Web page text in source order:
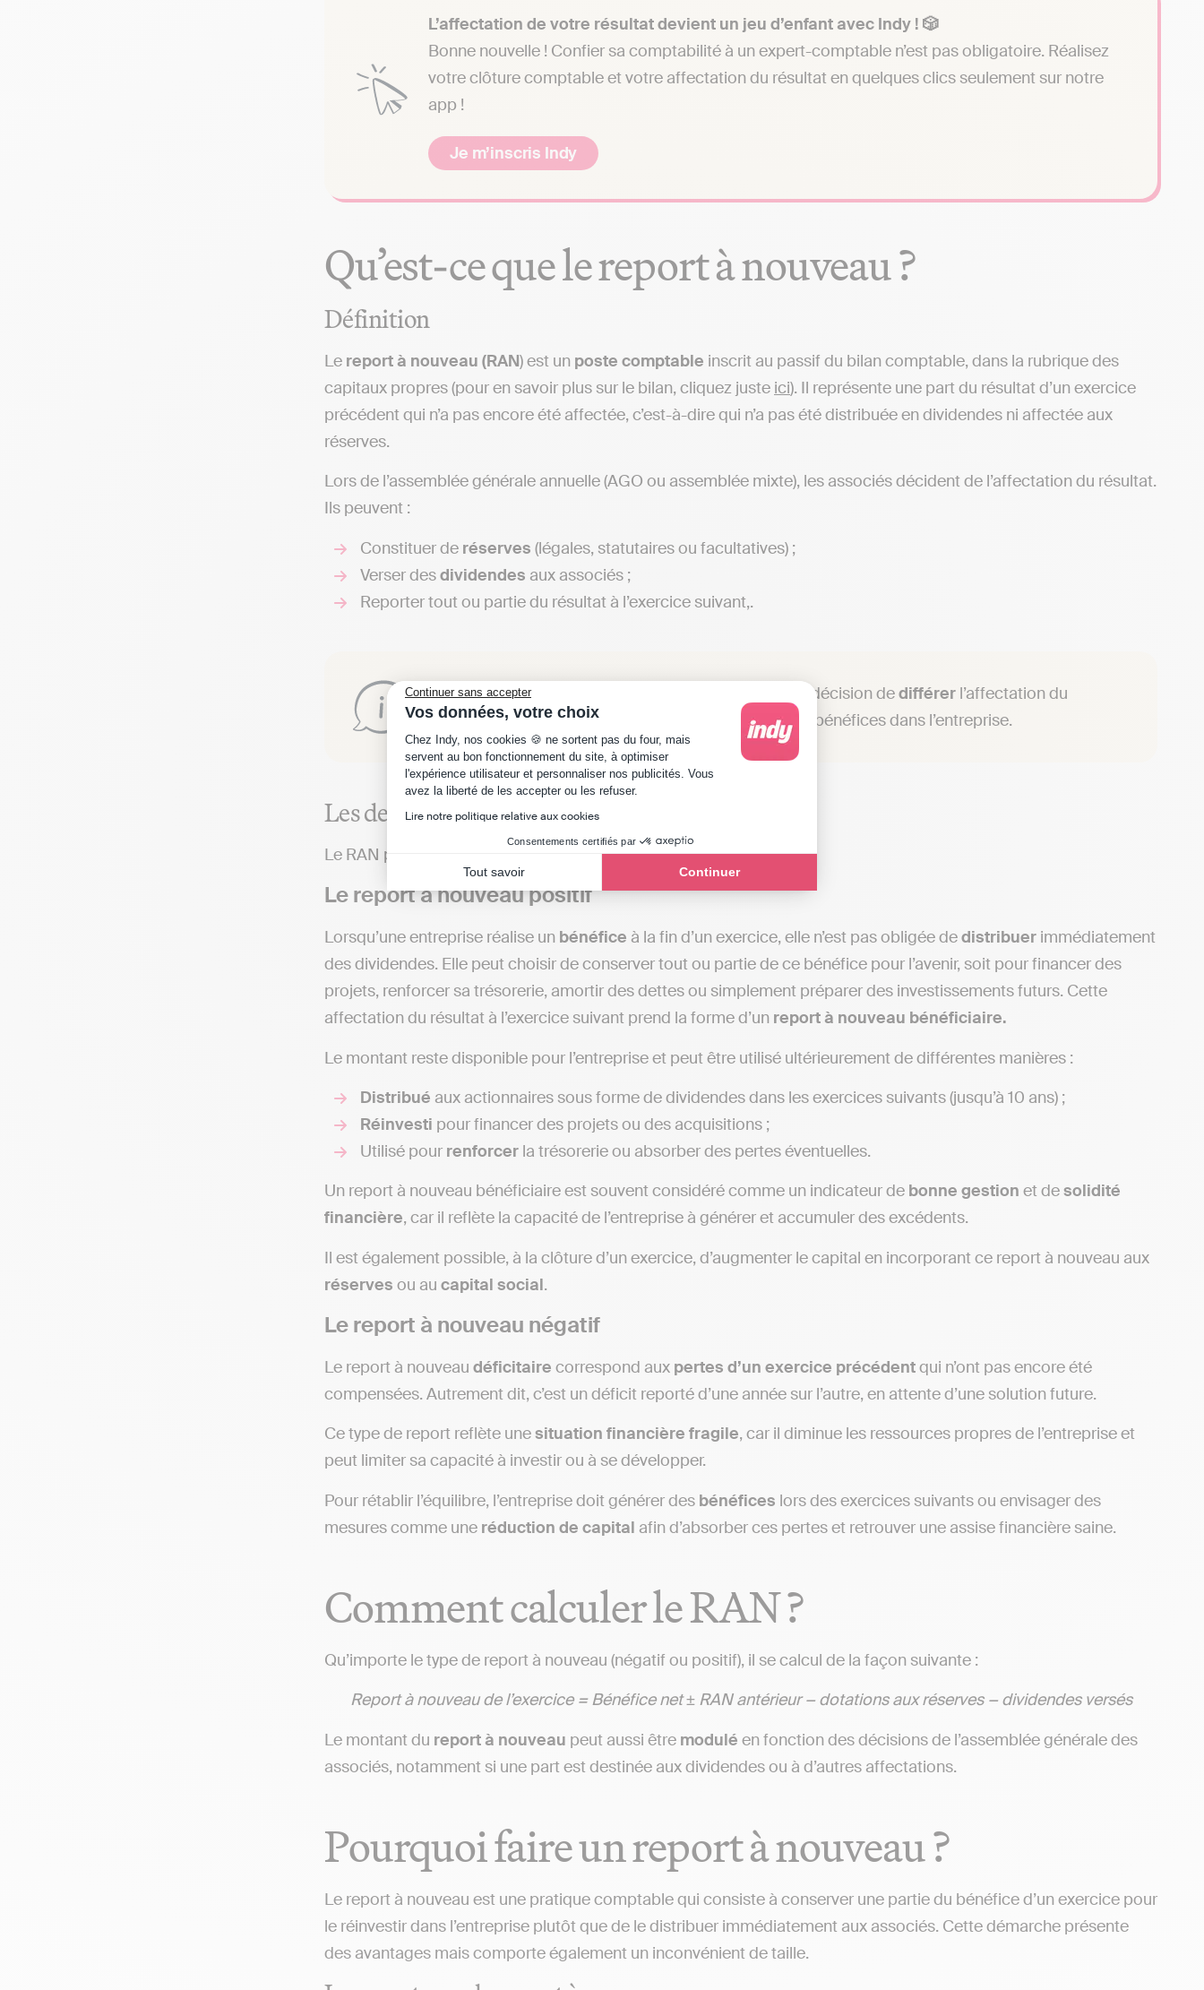
Continuer sans accepter
Vos données, votre choix
Plateforme de Gestion du Consentement : Personnalisez vos Options
Chez Indy, nos cookies 🍪 ne sortent pas du four, mais
servent au bon fonctionnement du site, à optimiser
l'expérience utilisateur et personnaliser nos publicités. Vous
avez la liberté de les accepter ou les refuser.
Lire notre politique relative aux cookies
Consentements certifiés par
Tout savoir Continuer
Axeptio consent
L’affectation de votre résultat devient un jeu d’enfant avec Indy ! 🎲
Bonne nouvelle ! Confier sa comptabilité à un expert-comptable n’est pas obligatoire. Réalisez
votre clôture comptable et votre affectation du résultat en quelques clics seulement sur notre
app !
Je m’inscris Indy
Qu’est-ce que le report à nouveau ?
Définition
Le report à nouveau (RAN) est un poste comptable inscrit au passif du bilan comptable, dans la rubrique des
capitaux propres (pour en savoir plus sur le bilan, cliquez juste ici). Il représente une part du résultat d’un exercice
précédent qui n’a pas encore été affectée, c’est-à-dire qui n’a pas été distribuée en dividendes ni affectée aux
réserves.
Lors de l’assemblée générale annuelle (AGO ou assemblée mixte), les associés décident de l’affectation du résultat.
Ils peuvent :
Constituer de réserves (légales, statutaires ou facultatives) ;
Verser desdividendes aux associés ;
Reporter tout ou partie du résultat à l’exercice suivant,.
Bon à savoir: Le report à nouveau résulte soit d’une décision dedifférer l’affectation du
résultat, soit d’un choix stratégique de
conserverles bénéfices dans l’entreprise.
Les deux types de report à nouveau
Le RAN peut être soit positif, soit négatif.
Le report à nouveau positif
Lorsqu’une entreprise réalise un bénéfice à la fin d’un exercice, elle n’est pas obligée dedistribuer immédiatement
des dividendes. Elle peut choisir de conserver tout ou partie de ce bénéfice pour l’avenir, soit pour financer des
projets, renforcer sa trésorerie, amortir des dettes ou simplement préparer des investissements futurs. Cette
affectation du résultat à l’exercice suivant prend la forme d’un report à nouveau bénéficiaire.
Le montant reste disponible pour l’entreprise et peut être utilisé ultérieurement de différentes manières :
Distribué aux actionnaires sous forme de dividendes dans les exercices suivants (jusqu’à 10 ans) ;
Réinvesti pour financer des projets ou des acquisitions ;
Utilisé pour renforcer la trésorerie ou absorber des pertes éventuelles.
Un report à nouveau bénéficiaire est souvent considéré comme un indicateur de bonne gestion et desolidité
financière, car il reflète la capacité de l’entreprise à générer et accumuler des excédents.
Il est également possible, à la clôture d’un exercice, d’augmenter le capital en incorporant ce report à nouveau aux
réserves ou au capital social.
Le report à nouveau négatif
Le report à nouveau déficitaire correspond aux pertes d’un exercice précédentqui n’ont pas encore été
compensées. Autrement dit, c’est un déficit reporté d’une année sur l’autre, en attente d’une solution future.
Ce type de report reflète unesituation financière fragile, car il diminue les ressources propres de l’entreprise et
peut limiter sa capacité à investir ou à se développer.
Pour rétablir l’équilibre, l’entreprise doit générer des bénéfices lors des exercices suivants ou envisager des
mesures comme une réduction de capital afin d’absorber ces pertes et retrouver une assise financière saine.
Comment calculer le RAN ?
Qu’importe le type de report à nouveau (négatif ou positif), il se calcul de la façon suivante :
Report à nouveau de l’exercice = Bénéfice net ± RAN antérieur − dotations aux réserves − dividendes versés
Le montant du report à nouveau peut aussi être modulé en fonction des décisions de l’assemblée générale des
associés, notamment si une part est destinée aux dividendes ou à d’autres affectations.
Pourquoi faire un report à nouveau ?
Le report à nouveau est une pratique comptable qui consiste à conserver une partie du bénéfice d’un exercice pour
le réinvestir dans l’entreprise plutôt que de le distribuer immédiatement aux associés. Cette démarche présente
des avantages mais comporte également un inconvénient de taille.